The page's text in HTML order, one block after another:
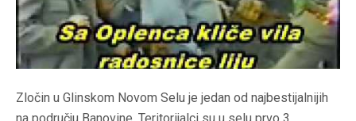
Zločin u Glinskom Novom Selu je jedan od najbestijalnijih